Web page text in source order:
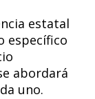
estatal
específico
abordará
uno.